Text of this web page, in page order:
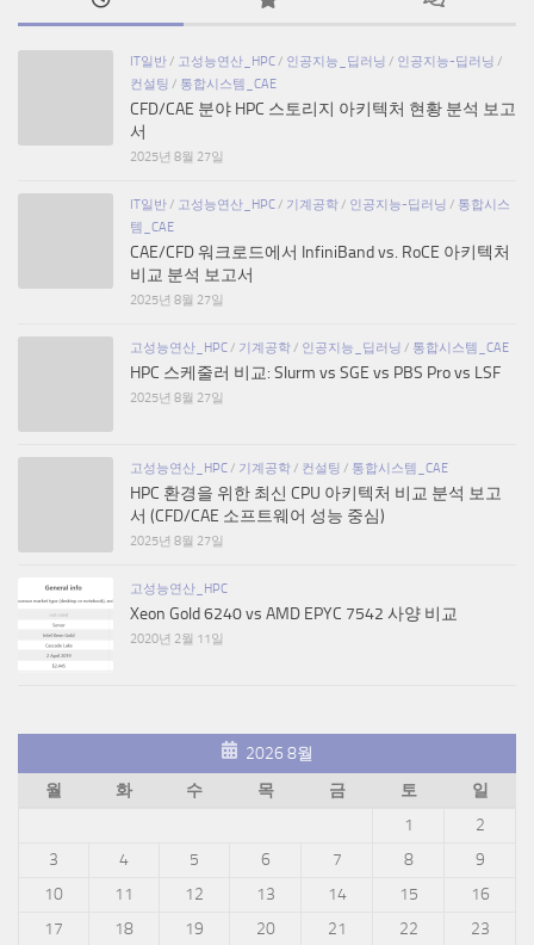
IT일반 / 고성능연산_HPC / 인공지능_딥러닝 / 인공지능-딥러닝 /
컨설팅 / 통합시스템_CAE
CFD/CAE 분야 HPC 스토리지 아키텍처 현황 분석 보고
서
2025년 8월 27일
IT일반 / 고성능연산_HPC / 기계공학 / 인공지능-딥러닝 / 통합시스
템_CAE
CAE/CFD 워크로드에서 InfiniBand vs. RoCE 아키텍처
비교 분석 보고서
2025년 8월 27일
고성능연산_HPC / 기계공학 / 인공지능_딥러닝 / 통합시스템_CAE
HPC 스케줄러 비교: Slurm vs SGE vs PBS Pro vs LSF
2025년 8월 27일
고성능연산_HPC / 기계공학 / 컨설팅 / 통합시스템_CAE
HPC 환경을 위한 최신 CPU 아키텍처 비교 분석 보고
서 (CFD/CAE 소프트웨어 성능 중심)
2025년 8월 27일
고성능연산_HPC
Xeon Gold 6240 vs AMD EPYC 7542 사양 비교
2020년 2월 11일
2026 8월
월
화 수 목 금 토
일
1
2
3
4 5 6 7 8
9
10
11 12 13 14 15
16
17
18 19 20 21 22 23